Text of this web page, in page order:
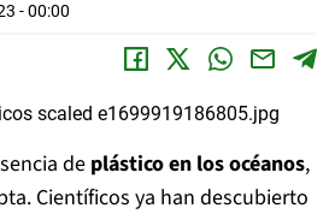
- 00:00
deplástico en los océanos,
Científicos ya han descubierto